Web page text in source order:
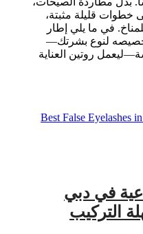
خطوات قليلة مثبتة،
في ما يلي إطار
لنوع بشرتك—
روتين العناية
في دبي
التركيب